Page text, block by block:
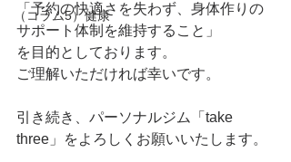
（コラム5）健康
「予約の快適さを失わず、身体作りの
サポート体制を維持すること」
を目的としております。
ご理解いただければ幸いです。
引き続き、パーソナルジム「take
three」をよろしくお願いいたします。